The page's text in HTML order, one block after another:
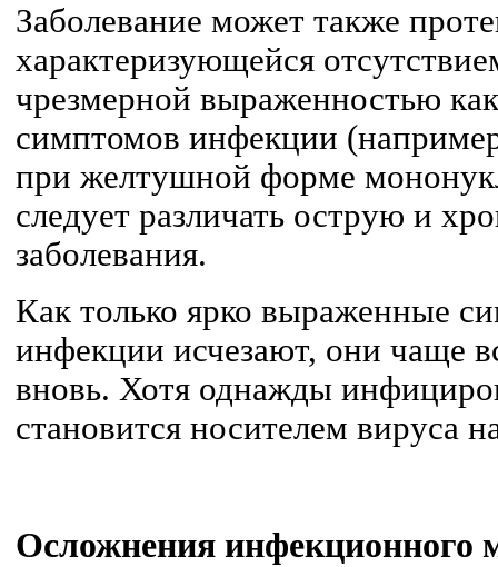
Заболевание может также
характеризующейся
чрезмерной выраженностью
симптомов инфекции
при желтушной форме
следует различать острую и
заболевания.
Как только ярко выраженные
инфекции исчезают, они чаще
вновь. Хотя однажды
становится носителем вируса
Осложнения инфекционного